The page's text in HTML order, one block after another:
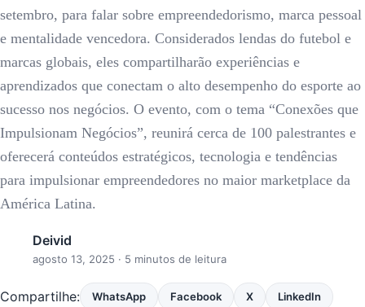
setembro, para falar sobre empreendedorismo, marca pessoal
e mentalidade vencedora. Considerados lendas do futebol e
marcas globais, eles compartilharão experiências e
aprendizados que conectam o alto desempenho do esporte ao
sucesso nos negócios. O evento, com o tema “Conexões que
Impulsionam Negócios”, reunirá cerca de 100 palestrantes e
oferecerá conteúdos estratégicos, tecnologia e tendências
para impulsionar empreendedores no maior marketplace da
América Latina.
Deivid
agosto 13, 2025 · 5 minutos de leitura
Compartilhe: WhatsApp Facebook X LinkedIn